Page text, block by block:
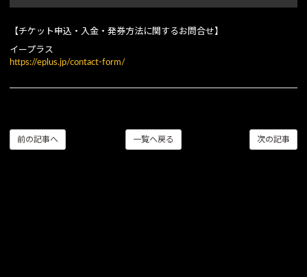
【チケット申込・入金・発券方法に関するお問合せ】
イープラス
https://eplus.jp/contact-form/
次の記事
一覧へ戻る
前の記事へ